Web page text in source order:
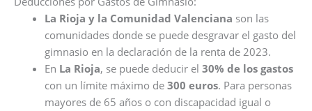
La Rioja y la Comunidad Valenciana son las
comunidades donde se puede desgravar el gasto del
gimnasio en la declaración de la renta de 2023.
En La Rioja, se puede deducir el 30% de los gastos
con un límite máximo de 300 euros. Para personas
mayores de 65 años o con discapacidad igual o